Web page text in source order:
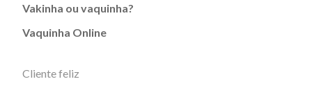
Vakinha ou vaquinha?
Vaquinha Online
Cliente feliz